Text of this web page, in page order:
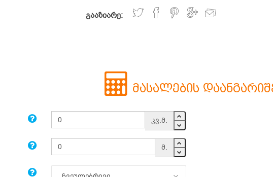
გააზიარე:
მასალების
კვ.მ.
მ.